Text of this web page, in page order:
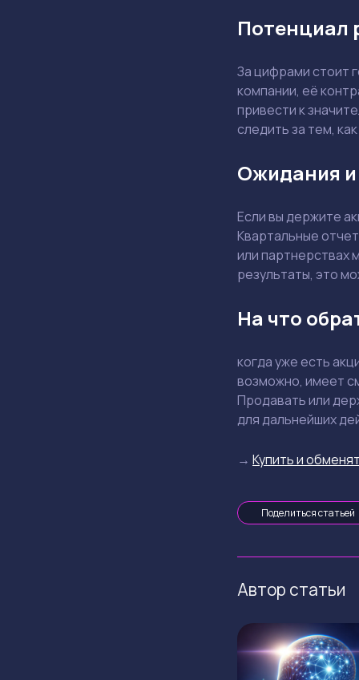
Потенциал
За цифрами стоит
компании, её
привести к
следить за тем,
Ожидания
Если вы держите
Квартальные
или партнерствах
результаты, это
На что
когда уже есть
возможно, имеет
Продавать или
для дальнейших
→ Купить и
Поделиться статьей
Автор статьи